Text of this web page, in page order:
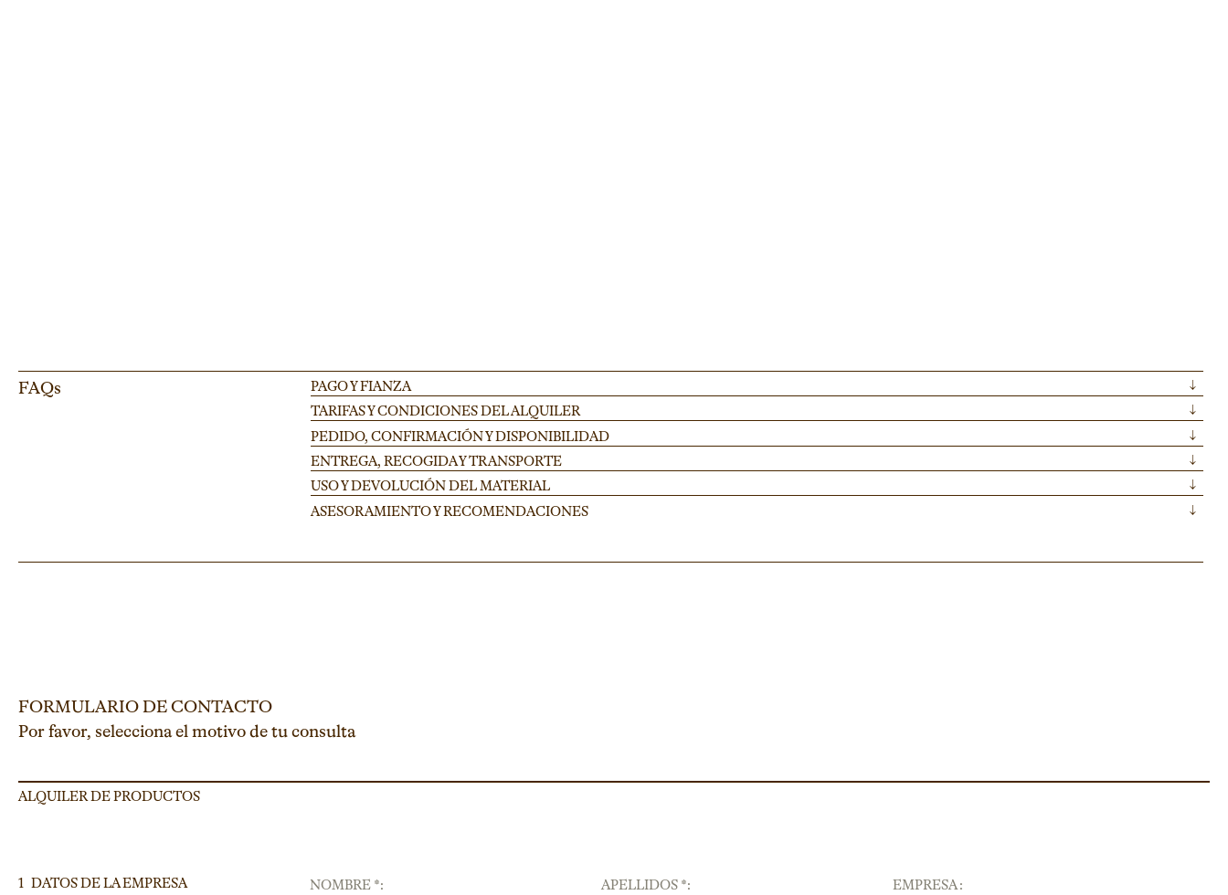
FAQs PAGO Y FIANZA
↓
TARIFAS Y CONDICIONES DEL ALQUILER
↓
PEDIDO, CONFIRMACIÓN Y DISPONIBILIDAD
↓
ENTREGA, RECOGIDA Y TRANSPORTE
↓
USO Y DEVOLUCIÓN DEL MATERIAL
↓
ASESORAMIENTO Y RECOMENDACIONES
↓
FORMULARIO DE CONTACTO
Por favor, selecciona el motivo de tu consulta
ALQUILER DE PRODUCTOS
1 DATOS DE LA EMPRESA
NOMBRE *: APELLIDOS *: EMPRESA :